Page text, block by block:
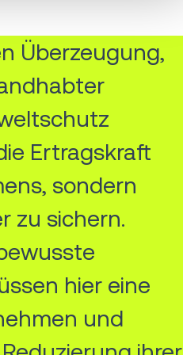
Überzeugung,
Ertragskraft
sondern
zu sichern.
hier eine
und